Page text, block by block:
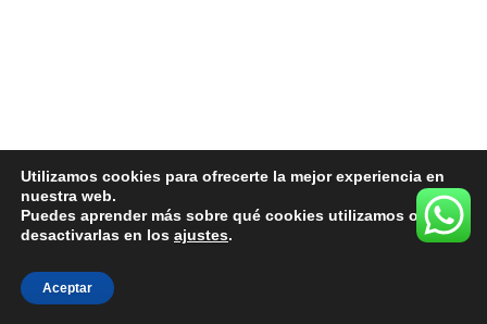
Utilizamos cookies para ofrecerte la mejor experiencia en
nuestra web.
Puedes aprender más sobre qué cookies utilizamos o
desactivarlas en los ajustes.
Aceptar